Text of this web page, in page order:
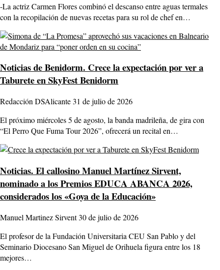
-La actriz Carmen Flores combinó el descanso entre aguas termales
con la recopilación de nuevas recetas para su rol de chef en…
Noticias de Benidorm. Crece la expectación por ver a
Taburete en SkyFest Benidorm
Redacción DSAlicante31 de julio de 2026
El próximo miércoles 5 de agosto, la banda madrileña, de gira con
“El Perro Que Fuma Tour 2026”, ofrecerá un recital en…
Noticias. El callosino Manuel Martínez Sirvent,
nominado a los Premios EDUCA ABANCA 2026,
considerados los «Goya de la Educación»
Manuel Martinez Sirvent30 de julio de 2026
El profesor de la Fundación Universitaria CEU San Pablo y del
Seminario Diocesano San Miguel de Orihuela figura entre los 18
mejores…